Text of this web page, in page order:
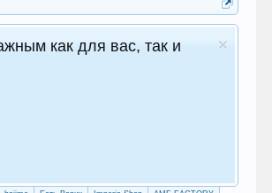
как для вас, так и